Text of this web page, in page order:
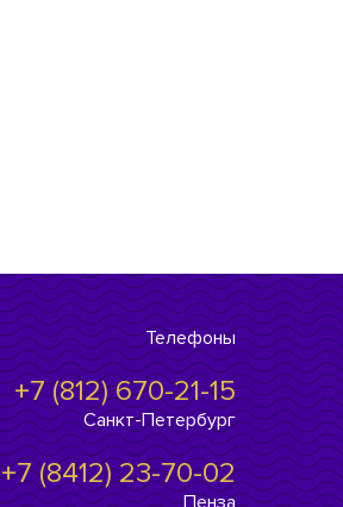
Телефоны
+7 (812) 670-21-15
Санкт-Петербург
+7 (8412) 23-70-02